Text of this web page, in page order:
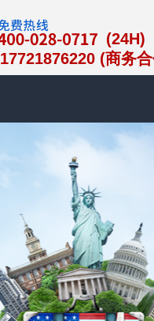
(24H)
17721876220 (商务